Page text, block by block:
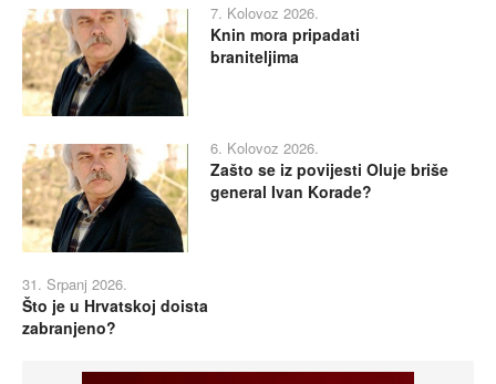
7. Kolovoz 2026.
Knin mora pripadati
braniteljima
6. Kolovoz 2026.
Zašto se iz povijesti Oluje briše
general Ivan Korade?
31. Srpanj 2026.
Što je u Hrvatskoj doista
zabranjeno?